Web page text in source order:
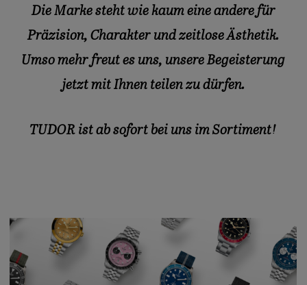
Die Marke steht wie kaum eine andere für
Präzision, Charakter und zeitlose Ästhetik.
Umso mehr freut es uns, unsere Begeisterung
jetzt mit Ihnen teilen zu dürfen.
TUDOR ist ab sofort bei uns im Sortiment!